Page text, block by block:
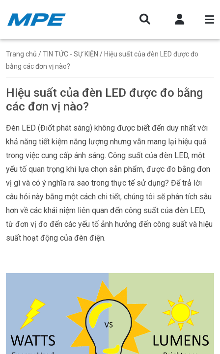
Trang chủ /TIN TỨC - SỰ KIỆN / Hiệu suất của đèn LED được đo
bằng các đơn vị nào?
Hiệu suất của đèn LED được đo bằng
các đơn vị nào?
Đèn LED (Điốt phát sáng) không được biết đến duy nhất với
khả năng tiết kiệm năng lượng nhưng vẫn mang lại hiệu quả
trong việc cung cấp ánh sáng. Công suất của đèn LED, một
yếu tố quan trọng khi lựa chọn sản phẩm, được đo bằng đơn
vị gì và có ý nghĩa ra sao trong thực tế sử dụng? Để trả lời
câu hỏi này bằng một cách chi tiết, chúng tôi sẽ phân tích sâu
hơn về các khái niệm liên quan đến công suất của đèn LED,
từ đơn vị đo đến các yếu tố ảnh hưởng đến công suất và hiệu
suất hoạt động của đèn điện.